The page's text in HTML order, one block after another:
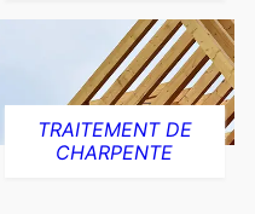
TRAITEMENT DE
CHARPENTE